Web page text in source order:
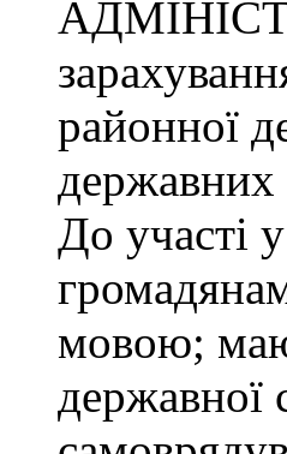
районної
державних
До участі
мовою;
державної